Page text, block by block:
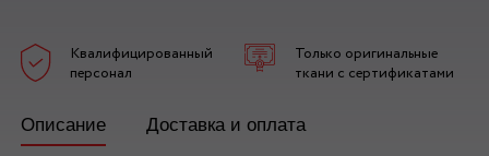
Квалифицированный
персонал
Только оригинальные
ткани с сертификатами
Описание Доставка и оплата